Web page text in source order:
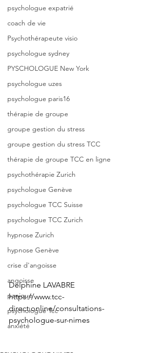
psychologue expatrié
coach de vie
Psychothérapeute visio
psychologue sydney
PYSCHOLOGUE New York
psychologue uzes
psychologue paris16
thérapie de groupe
groupe gestion du stress
groupe gestion du stress TCC
thérapie de groupe TCC en ligne
psychothérapie Zurich
psychologue Genève
psychologue TCC Suisse
psychologue TCC Zurich
hypnose Zurich
hypnose Genève
crise d'angoisse
angoisse
panique
psychologue Tcc
anxiété
Delphine LAVABRE
https://www.tcc-
direct.online/consultations-
psychologue-sur-nimes